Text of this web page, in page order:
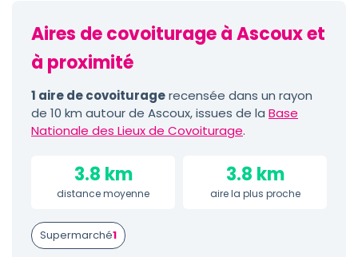
Aires de covoiturage à Ascoux et
à proximité
1 aire de covoituragerecensée dans un rayon
de 10 km autour de Ascoux, issues de la Base
Nationale des Lieux de Covoiturage.
3.8 km
distance moyenne
3.8 km
aire la plus proche
Supermarché1